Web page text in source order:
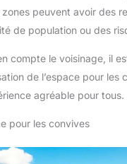
peuvent avoir des
de population ou des
compte le voisinage, il
de l’espace pour les
agréable pour tous.
pour les convives